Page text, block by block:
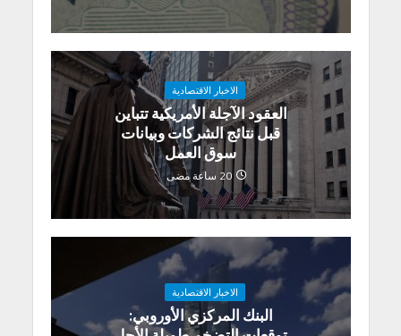
الاخبار الاقتصادية
العقود الآجلة الأمريكية تتباين
قبل نتائج الشركات وبيانات
سوق العمل
20 ساعة مضى
الاخبار الاقتصادية
البنك المركزي الأوروبي: